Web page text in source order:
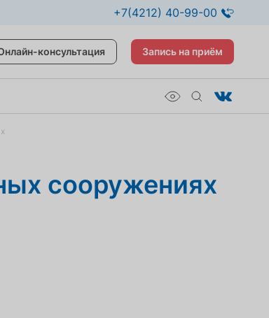
+7(4212) 40-99-00
консультация Запись на приём
сооружениях